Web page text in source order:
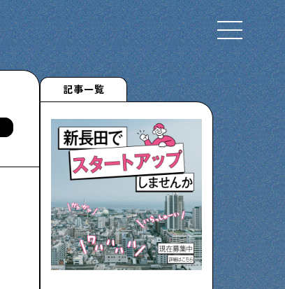
Select Language▼
下町くらし不動産
物件情報やリノベーション事例を紹介します
ぶらり、下町
下町の特集記事です
記事一覧